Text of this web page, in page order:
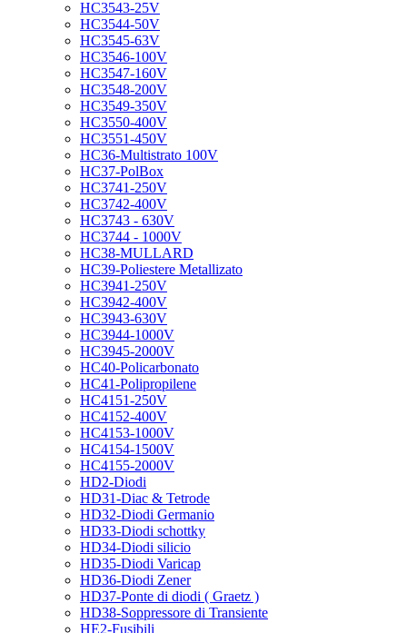
HC3543-25V
HC3544-50V
HC3545-63V
HC3546-100V
HC3547-160V
HC3548-200V
HC3549-350V
HC3550-400V
HC3551-450V
HC36-Multistrato 100V
HC37-PolBox
HC3741-250V
HC3742-400V
HC3743 - 630V
HC3744 - 1000V
HC38-MULLARD
HC39-Poliestere Metallizato
HC3941-250V
HC3942-400V
HC3943-630V
HC3944-1000V
HC3945-2000V
HC40-Policarbonato
HC41-Polipropilene
HC4151-250V
HC4152-400V
HC4153-1000V
HC4154-1500V
HC4155-2000V
HD2-Diodi
HD31-Diac & Tetrode
HD32-Diodi Germanio
HD33-Diodi schottky
HD34-Diodi silicio
HD35-Diodi Varicap
HD36-Diodi Zener
HD37-Ponte di diodi ( Graetz )
HD38-Soppressore di Transiente
HE2-Fusibili